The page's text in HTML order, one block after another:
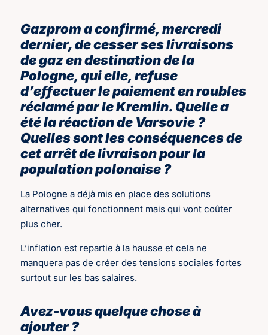
Gazprom a confirmé, mercredi
dernier, de cesser ses livraisons
de gaz en destination de la
Pologne, qui elle, refuse
d’effectuer le paiement en roubles
réclamé par le Kremlin. Quelle a
été la réaction de Varsovie ?
Quelles sont les conséquences de
cet arrêt de livraison pour la
population polonaise ?
La Pologne a déjà mis en place des solutions
alternatives qui fonctionnent mais qui vont coûter
plus cher.
L’inflation est repartie à la hausse et cela ne
manquera pas de créer des tensions sociales fortes
surtout sur les bas salaires.
Avez-vous quelque chose à
ajouter ?